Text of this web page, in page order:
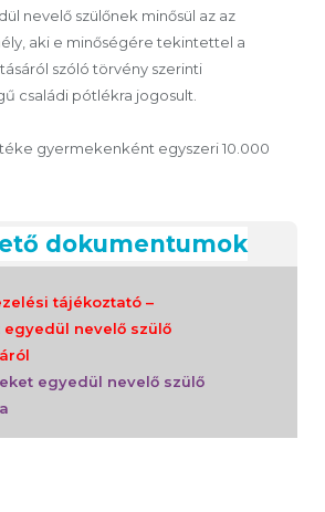
nevelő szülőnek minősül az az
aki e minőségére tekintettel a
szóló törvény szerinti
családi pótlékra jogosult.
gyermekenként egyszeri 10.000
dokumentumok
tájékoztató –
egyedül nevelő szülő
egyedül nevelő szülő